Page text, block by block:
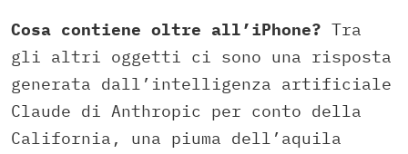
Cosa contiene oltre all’iPhone? Tra
gli altri oggetti ci sono una risposta
generata dall’intelligenza artificiale
Claude di Anthropic per conto della
California, una piuma dell’aquila